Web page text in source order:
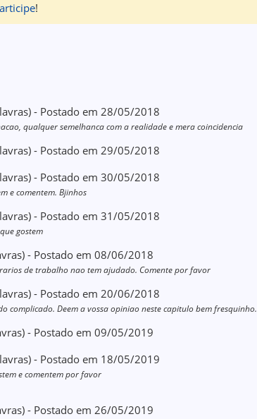
!
- Postado em 28/05/2018
qualquer semelhanca com a realidade e mera coincidencia
- Postado em 29/05/2018
- Postado em 30/05/2018
e comentem. Bjinhos
- Postado em 31/05/2018
gostem
- Postado em 08/06/2018
de trabalho nao tem ajudado. Comente por favor
- Postado em 20/06/2018
complicado. Deem a vossa opiniao neste capitulo bem fresquinho.
- Postado em 09/05/2019
- Postado em 18/05/2019
e comentem por favor
- Postado em 26/05/2019